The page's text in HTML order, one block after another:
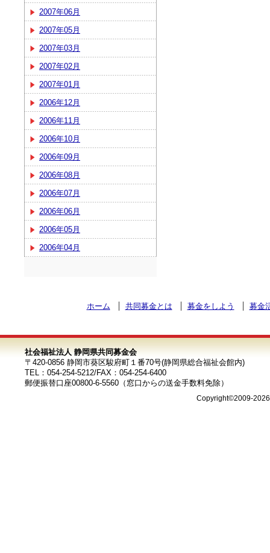
2007年06月
2007年05月
2007年03月
2007年02月
2007年01月
2006年12月
2006年11月
2006年10月
2006年09月
2006年08月
2006年07月
2006年06月
2006年05月
2006年04月
ホーム 共同募金とは 募金をしよう 募金
社会福祉法人 静岡県共同募金会
〒420-0856 静岡市葵区駿府町１番70号(静岡県総合福祉会館内)
TEL：054-254-5212/FAX：054-254-6400
郵便振替口座00800-6-5560（窓口からの送金手数料免除）
Copyright©2009-